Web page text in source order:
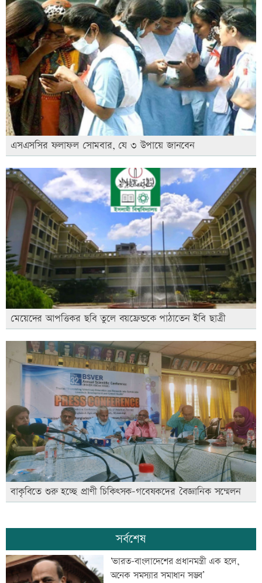
এসএসসির ফলাফল সোমবার, যে ৩ উপায়ে জানবেন
মেয়েদের আপত্তিকর ছবি তুলে বয়ফ্রেন্ডকে পাঠাতেন ইবি ছাত্রী
বাকৃবিতে শুরু হচ্ছে প্রাণী চিকিৎসক-গবেষকদের বৈজ্ঞানিক সম্মেলন
সর্বশেষ
‘ভারত-বাংলাদেশের প্রধানমন্ত্রী এক হলে,
অনেক সমস্যার সমাধান সম্ভব’